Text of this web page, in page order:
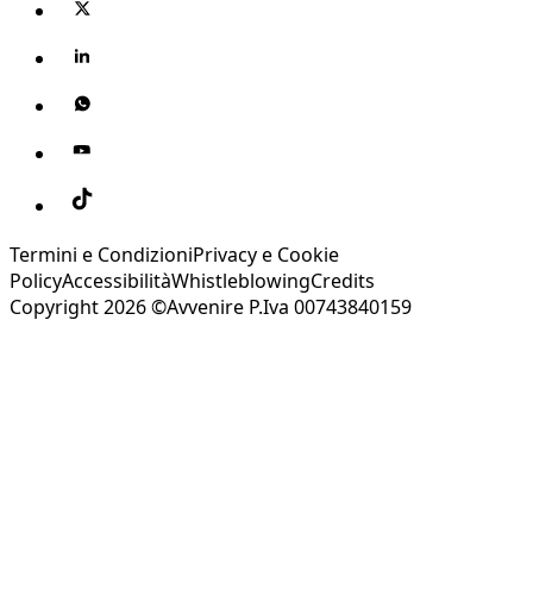
Termini e CondizioniPrivacy e Cookie
PolicyAccessibilitàWhistleblowingCredits
Copyright 2026 ©Avvenire P.Iva 00743840159